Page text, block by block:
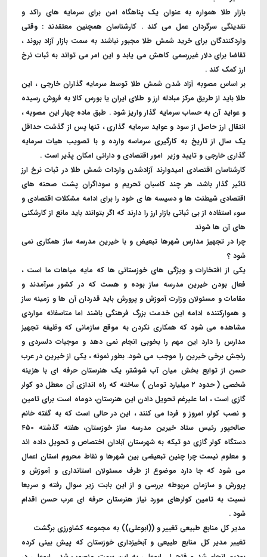
بازار طلا همواره به عنوان یک پناهگاه امن برای سرمایه های راکد و
نقدینگی سرگردان عمل می کند . کارشناسان همچنین معتقدند : وقتی
واردکنندگان برای خرید شمش طلا مجبور نباشند به سمت بازار آزاد بروند ،
تقاضا برای دلار غیررسمی کاهش می یابد و این امر می تواند به ثبات نرخ
ارز کمک کند .
بر اساس مصوبه آزاد شدن شمش طلا توسط سرمایه گذاران خارجی ، این
طلا باید از طریق مرکز مبادله ارز و طلای ایران یا بورس کالا به فروش رسیده
و عواید آن به حساب سرمایه گذار واریز شود . طبق ماده چهار این مصوبه ،
انتقال ارز حاصل از سود و عواید سرمایه گذاری ، تنها پس از گذشت حداقل
یک سال از تاریخ به کارگیری سرماسه وارده و با تصویب هیات سرمایه
گذاری خارجی و تایید وزیر امور اقتصادی و دارائی امکان پذیر است .
کارشناسان اقتصادی امیدوارند آزادشدن واردات شمش طلا در ثبات نرخ ارز
تاثیر گذار باشد، هر چند کاسبان تحریم و سوداگران پشت صحنه های
اقتصادی شیطنت ها و دسیسه ها ی خود را برای ادامه مشکلات اقتصادی و
سوء استفاده از بی ثباتی بازار ارز را دارند که اگر بتوانند باید مانع از کارشکنی
های آن ها شوند
چرا در تجهیز مدارس شهرها تبعیض و با خیرین مدرسه ساز همکاری نمی
شود ؟
یکی از افتخارات و ویژگی های خوزستانی ها که مایه مباهات ما است ،
فعال بودن خیرین مدرسه ساز بوده و هست که در کشور سرآمدند و
مقامات و مسئولان وزارت آموزش و پرورش باید قدردان آن ها و زمینه ساز
و هموارکننده ادامه این خدمت بزرگ فرهنگی باشند اما متاسفانه مواردی
مشاهده می شود که همکاری نکردن به موقع سازمانی که وظیفه تجهیز
مدارس را دارد این مهم را بخوبی انجام نمی دهد و موجبات دلسردی و
رنجش برخی خیرین را موجب می شود. بطور نمونه ، یکی از خیرین در عرب
حسن از توابع بخش میان آب شوشتر، یک هنرستان حرفه ای با هزینه
شخصی ( حدود ۲ میلیارد تومان ) ساخته که راه اندازی آن معطل دو کولر
گازی است ، اما علیرغم تحویل دادن این هنرستان، دوماه است برای تامین
و نصب کولر، امروز و فردا می کنند ، این در حالی است که به گفته خانم
صالحپور رئیس ستاد خیرین مدرسه ساز خوزستان، هفته گذشته ۴۵۰
دستگاه کولر گازی دو تیکه به شهرستان آبادان اختصاص و تحویل داده اند
و معلوم نیست چرا چنین تبعیضی بین شهرها و نقاط محروم استان اعمال
می شود که جا دارد موضوع از طرف مسئولان استانداری و آموزش و
پرورش و سازمان مربوطه بررسی و از این بابت زیر سوال رفته و سریعا
نسبت به تامین کولرهای مورد نیاز هنرستان حرفه ای عرب حسن اقدام
شود .
مدیر کل منابع طبیعی تغییر و ((ابوعلی)) به مجموعه کشاورزی برگشت
تغییر مدیر کل منابع طبیعی و آبخیزداری خوزستان که پیش بینی کرده